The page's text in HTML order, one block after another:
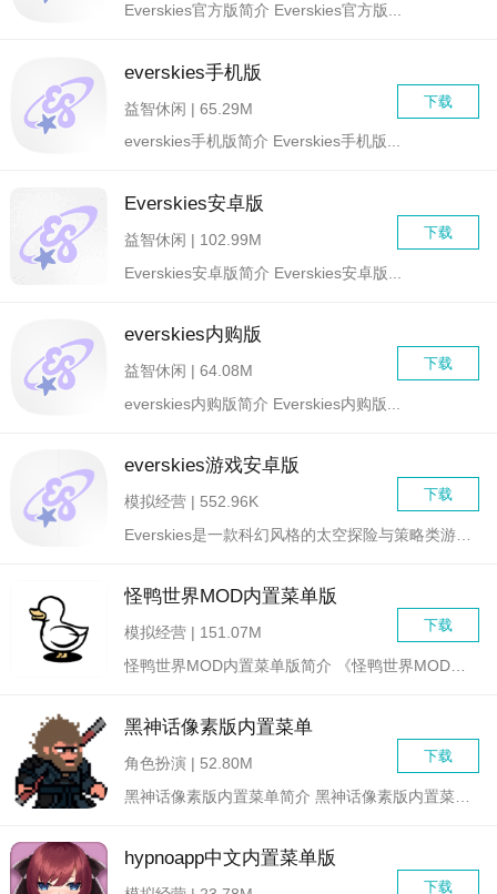
Everskies官方版简介 Everskies官方版...
everskies手机版
下载
益智休闲 | 65.29M
everskies手机版简介 Everskies手机版...
Everskies安卓版
下载
益智休闲 | 102.99M
Everskies安卓版简介 Everskies安卓版...
everskies内购版
下载
益智休闲 | 64.08M
everskies内购版简介 Everskies内购版...
everskies游戏安卓版
下载
模拟经营 | 552.96K
怪鸭世界MOD内置菜单版
下载
模拟经营 | 151.07M
黑神话像素版内置菜单
下载
角色扮演 | 52.80M
hypnoapp中文内置菜单版
下载